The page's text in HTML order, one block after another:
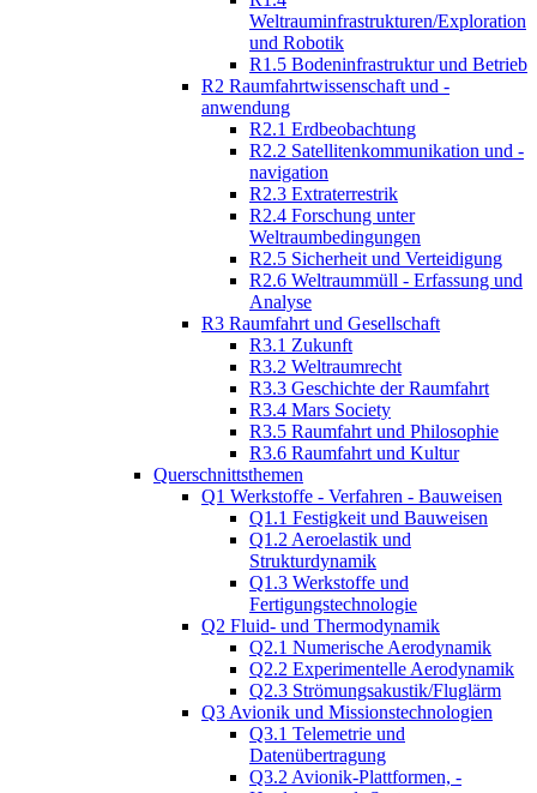
Weltrauminfrastrukturen/Exploration
und Robotik
R1.5 Bodeninfrastruktur und Betrieb
R2 Raumfahrtwissenschaft und -
anwendung
R2.1 Erdbeobachtung
R2.2 Satellitenkommunikation und -
navigation
R2.3 Extraterrestrik
R2.4 Forschung unter
Weltraumbedingungen
R2.5 Sicherheit und Verteidigung
R2.6 Weltraummüll - Erfassung und
Analyse
R3 Raumfahrt und Gesellschaft
R3.1 Zukunft
R3.2 Weltraumrecht
R3.3 Geschichte der Raumfahrt
R3.4 Mars Society
R3.5 Raumfahrt und Philosophie
R3.6 Raumfahrt und Kultur
Querschnittsthemen
Q1 Werkstoffe - Verfahren - Bauweisen
Q1.1 Festigkeit und Bauweisen
Q1.2 Aeroelastik und
Strukturdynamik
Q1.3 Werkstoffe und
Fertigungstechnologie
Q2 Fluid- und Thermodynamik
Q2.1 Numerische Aerodynamik
Q2.2 Experimentelle Aerodynamik
Q2.3 Strömungsakustik/Fluglärm
Q3 Avionik und Missionstechnologien
Q3.1 Telemetrie und
Datenübertragung
Q3.2 Avionik-Plattformen, -